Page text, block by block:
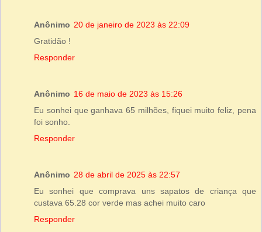
Anônimo 20 de janeiro de 2023 às 22:09
Gratidão !
Responder
Anônimo 16 de maio de 2023 às 15:26
Eu sonhei que ganhava 65 milhões, fiquei muito feliz, pena
foi sonho.
Responder
Anônimo 28 de abril de 2025 às 22:57
Eu sonhei que comprava uns sapatos de criança que
custava 65.28 cor verde mas achei muito caro
Responder